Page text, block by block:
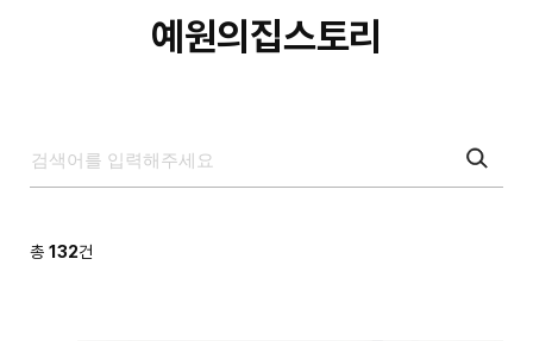
예원의집스토리
총132건